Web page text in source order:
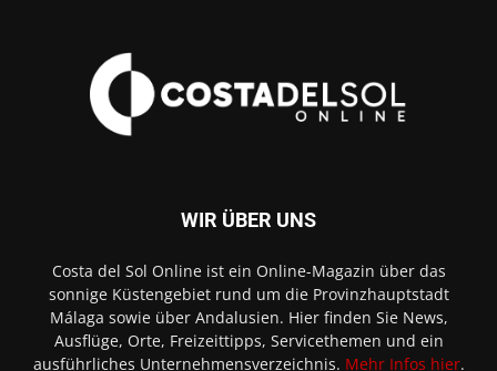
WIR ÜBER UNS
Costa del Sol Online ist ein Online-Magazin über das
sonnige Küstengebiet rund um die Provinzhauptstadt
Málaga sowie über Andalusien. Hier finden Sie News,
Ausflüge, Orte, Freizeittipps, Servicethemen und ein
ausführliches Unternehmensverzeichnis. Mehr Infos hier.